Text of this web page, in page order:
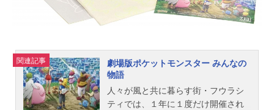
品名ONEPIECEFILMGOLD放送形態
劇場版アニメシリーズONEPIECEス
弓ロロノア・ゾロ：中井和哉ナミ：
岡村明美ウソップ：山口勝平サン
ジ：平田広明トニートニー・チョッ
パー：大谷育江ニコ・ロビン：山口
関連記事
劇場版ポケットモンスター みんなの
物語
人々が風と共に暮らす街・フウラシ
ティでは、１年に１度だけ開催され